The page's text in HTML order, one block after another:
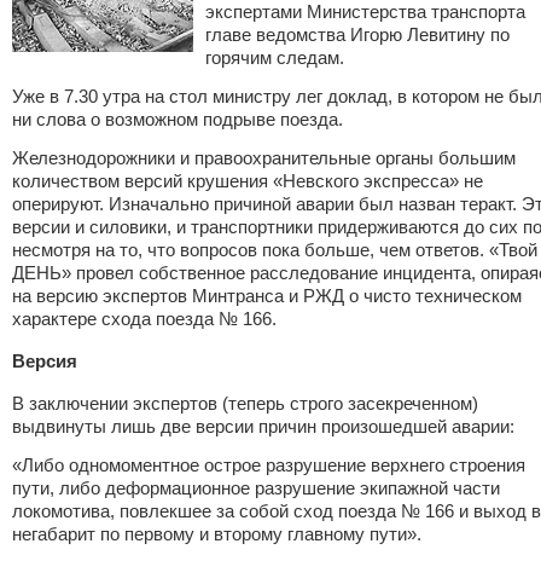
экспертами Министерства транспорта
главе ведомства Игорю Левитину по
горячим следам.
Уже в 7.30 утра на стол министру лег доклад, в котором не
ни слова о возможном подрыве поезда.
Железнодорожники и правоохранительные органы большим
количеством версий крушения «Невского экспресса» не
оперируют. Изначально причиной аварии был назван теракт.
версии и силовики, и транспортники придерживаются до сих
несмотря на то, что вопросов пока больше, чем ответов. «Твой
ДЕНЬ» провел собственное расследование инцидента,
на версию экспертов Минтранса и РЖД о чисто техническом
характере схода поезда № 166.
Версия
В заключении экспертов (теперь строго засекреченном)
выдвинуты лишь две версии причин произошедшей аварии:
«Либо одномоментное острое разрушение верхнего строения
пути, либо деформационное разрушение экипажной части
локомотива, повлекшее за собой сход поезда № 166 и выход в
негабарит по первому и второму главному пути».